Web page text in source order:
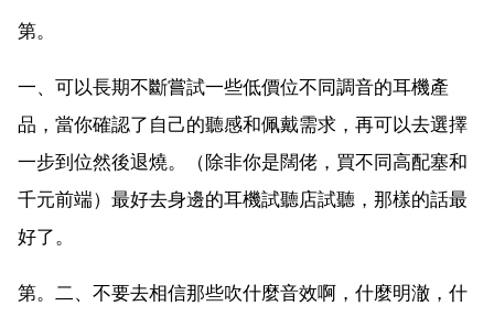
第。
一、可以長期不斷嘗試一些低價位不同調音的耳機產
品，當你確認了自己的聽感和佩戴需求，再可以去選擇
一步到位然後退燒。（除非你是闊佬，買不同高配塞和
千元前端）最好去身邊的耳機試聽店試聽，那樣的話最
好了。
第。二、不要去相信那些吹什麼音效啊，什麼明澈，什